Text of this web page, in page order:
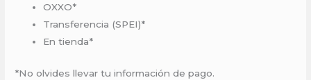
OXXO*
Transferencia (SPEI)*
En tienda*
*No olvides llevar tu información de pago.